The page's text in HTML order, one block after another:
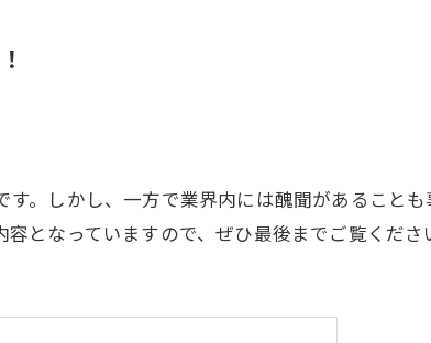
。しかし、一方で業界内には醜聞があること
となっていますので、ぜひ最後までご覧くださ